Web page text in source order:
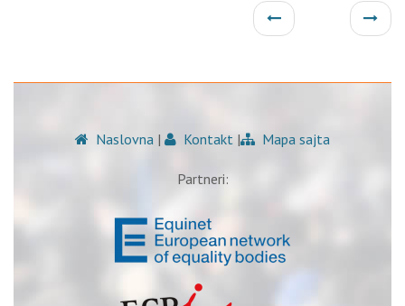
Naslovna | Kontakt | Mapa sajta
Partneri: